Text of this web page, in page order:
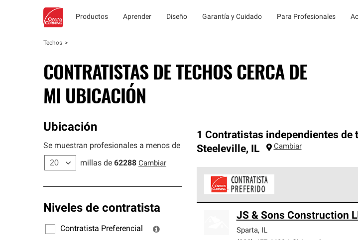
Productos Aprender Diseño Garantía y Cuidado Para Profesionales
Techos
CONTRATISTAS DE TECHOS CERCA DE
MI UBICACIÓN
Ubicación
Se muestran profesionales a menos de
millas de 62288 Cambiar
Niveles de contratista
Contratista Preferencial
1 Contratistas independientes de
Steeleville, IL Cambiar
cumplen con altos estándares y requisitos
JS & Sons Construction
Sparta,
IL